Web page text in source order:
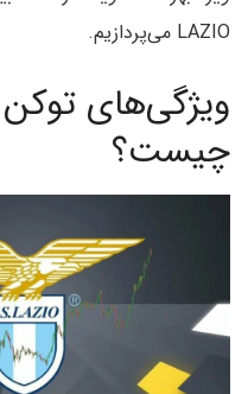
LAZIO می‌پردازیم.
چیست؟